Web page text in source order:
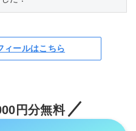
ィールはこちら
円分無料